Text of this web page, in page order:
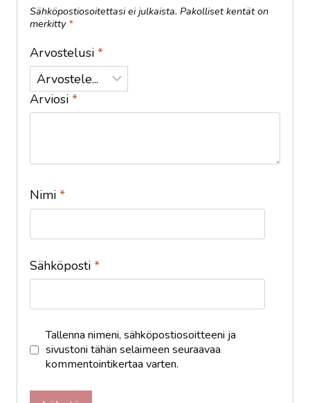
Sähköpostiosoitettasi ei julkaista. Pakolliset kentät on
merkitty *
Arvostelusi *
Arviosi *
Nimi *
Sähköposti *
Tallenna nimeni, sähköpostiosoitteeni ja
sivustoni tähän selaimeen seuraavaa
kommentointikertaa varten.